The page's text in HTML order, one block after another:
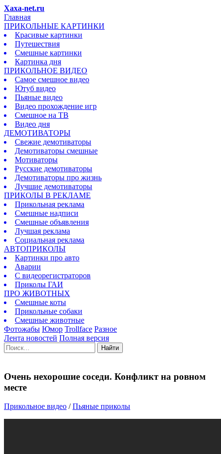
Xaxa-net.ru
Главная
ПРИКОЛЬНЫЕ КАРТИНКИ
Красивые картинки
Путешествия
Смешные картинки
Картинка дня
ПРИКОЛЬНОЕ ВИДЕО
Самое смешное видео
Ютуб видео
Пьяные видео
Видео прохождение игр
Смешное на ТВ
Видео дня
ДЕМОТИВАТОРЫ
Свежие демотиваторы
Демотиваторы смешные
Мотиваторы
Русские демотиваторы
Демотиваторы про жизнь
Лучшие демотиваторы
ПРИКОЛЫ В РЕКЛАМЕ
Прикольная реклама
Смешные надписи
Смешные объявления
Лучшая реклама
Социальная реклама
АВТОПРИКОЛЫ
Картинки про авто
Аварии
С видеорегистраторов
Приколы ГАИ
ПРО ЖИВОТНЫХ
Смешные коты
Прикольные собаки
Смешные животные
Фотожабы Юмор Trollface Разное
Лента новостей Полная версия
Найти
Очень нехорошие соседи. Конфликт на ровном
месте
Прикольное видео /Пьяные приколы